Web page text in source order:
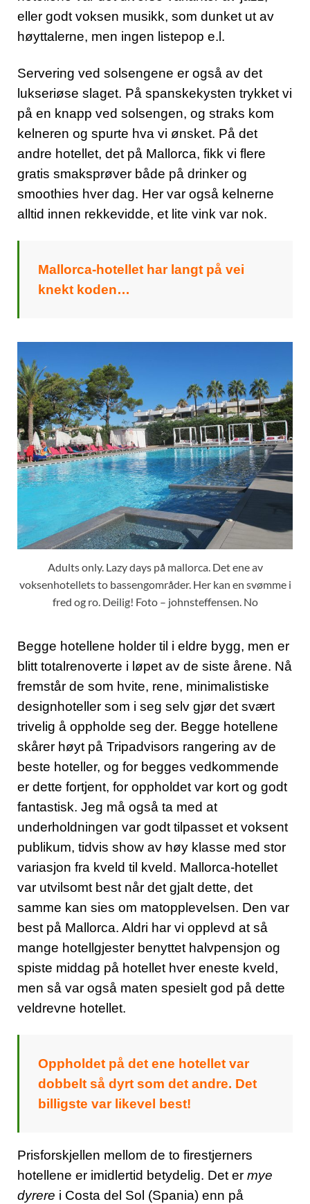
eller godt voksen musikk, som dunket ut av
høyttalerne, men ingen listepop e.l.
Servering ved solsengene er også av det
lukseriøse slaget. På spanskekysten trykket vi
på en knapp ved solsengen, og straks kom
kelneren og spurte hva vi ønsket. På det
andre hotellet, det på Mallorca, fikk vi flere
gratis smaksprøver både på drinker og
smoothies hver dag. Her var også kelnerne
alltid innen rekkevidde, et lite vink var nok.
Mallorca-hotellet har langt på vei
knekt koden…
Adults only. Lazy days på mallorca. Det ene av
voksenhotellets to bassengområder. Her kan en svømme i
fred og ro. Deilig! Foto – johnsteffensen. No
Begge hotellene holder til i eldre bygg, men er
blitt totalrenoverte i løpet av de siste årene. Nå
fremstår de som hvite, rene, minimalistiske
designhoteller som i seg selv gjør det svært
trivelig å oppholde seg der. Begge hotellene
skårer høyt på Tripadvisors rangering av de
beste hoteller, og for begges vedkommende
er dette fortjent, for oppholdet var kort og godt
fantastisk. Jeg må også ta med at
underholdningen var godt tilpasset et voksent
publikum, tidvis show av høy klasse med stor
variasjon fra kveld til kveld. Mallorca-hotellet
var utvilsomt best når det gjalt dette, det
samme kan sies om matopplevelsen. Den var
best på Mallorca. Aldri har vi opplevd at så
mange hotellgjester benyttet halvpensjon og
spiste middag på hotellet hver eneste kveld,
men så var også maten spesielt god på dette
veldrevne hotellet.
Oppholdet på det ene hotellet var
dobbelt så dyrt som det andre. Det
billigste var likevel best!
Prisforskjellen mellom de to firestjerners
hotellene er imidlertid betydelig. Det er mye
dyrere i Costa del Sol (Spania) enn på